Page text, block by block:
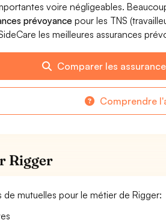
voire négligeables.
prévoyancepour les TNS
les meilleures assurances
Comparer les
Comprendre
Rigger
de mutuelles pour le métier de Rigger: